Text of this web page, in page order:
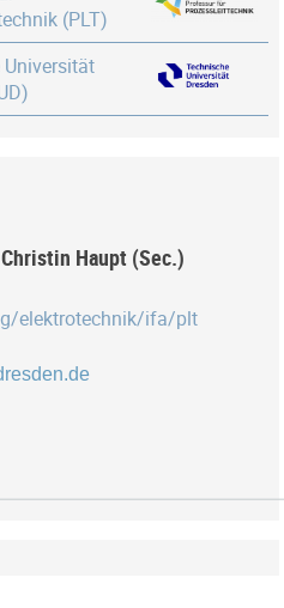
(PLT)
Haupt (Sec.)
elektrotechnik/ifa/plt